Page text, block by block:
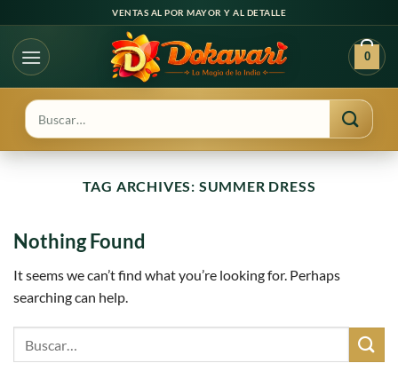
contenido
VENTAS AL POR MAYOR Y AL DETALLE
0
Buscar
por:
TAG ARCHIVES: SUMMER DRESS
Nothing Found
It seems we can’t find what you’re looking for. Perhaps
searching can help.